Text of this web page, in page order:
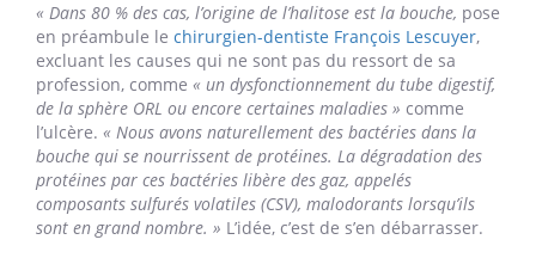
« Dans 80 % des cas, l’origine de l’halitose est la bouche, pose
en préambule le chirurgien-dentiste François Lescuyer,
excluant les causes qui ne sont pas du ressort de sa
profession, comme « un dysfonctionnement du tube digestif,
de la sphère ORL ou encore certaines maladies » comme
l’ulcère. « Nous avons naturellement des bactéries dans la
bouche qui se nourrissent de protéines. La dégradation des
protéines par ces bactéries libère des gaz, appelés
composants sulfurés volatiles (CSV), malodorants lorsqu’ils
sont en grand nombre. » L’idée, c’est de s’en débarrasser.